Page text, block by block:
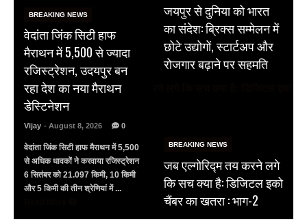
BREAKING NEWS
वेदांता जिंक सिटी हाफ
मैराथन में 5,500 से ज्यादा
रजिस्ट्रेशन, उदयपुर बन
रहा देश का नया मैराथन
डेस्टिनेशन
Vijay - August 8, 2026 0
वेदांता जिंक सिटी हाफ मैराथन में 5,500
से अधिक धावकों ने करवाया रजिस्ट्रेशन
6 सितंबर को 21.097 किमी, 10 किमी
और 5 किमी की तीन श्रेणियां में ...
जयपुर से दुनिया को भारत
का संदेश: ब्रिक्स सम्मेलन में
छोटे उद्योगों, स्टार्टअप और
रोजगार बढ़ाने पर सहमति
BREAKING NEWS
जब एल्गोरिद्म तय करने लगे
कि सच क्या है: डिजिटल इको
चैंबर का खतरा : भाग-2